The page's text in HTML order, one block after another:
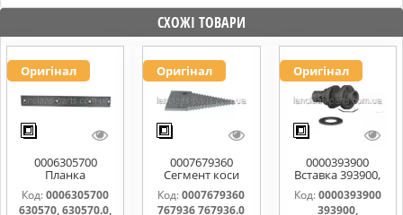
СХОЖІ ТОВАРИ
Оригінал
0006305700
Планка
направляюча
630570, 630570.0,
Код:0006305700
630570, 630570.0,
Оригінал
0007679360
Сегмент коси
767936 767936.0
767976.1
Код: 0007679360
767936 767936.0
Оригінал
0000393900
Вставка 393900,
0000393900
Код:0000393900
393900,